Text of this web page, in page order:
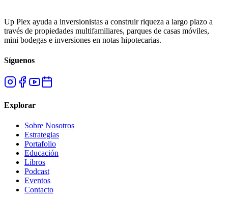
Up Plex ayuda a inversionistas a construir riqueza a largo plazo a
través de propiedades multifamiliares, parques de casas móviles,
mini bodegas e inversiones en notas hipotecarias.
Síguenos
Explorar
Sobre Nosotros
Estrategias
Portafolio
Educación
Libros
Podcast
Eventos
Contacto